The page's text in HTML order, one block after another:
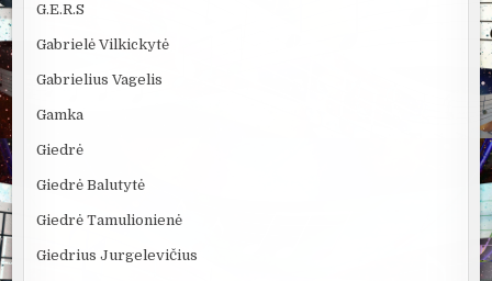
G.E.R.S
Gabrielė Vilkickytė
Gabrielius Vagelis
Gamka
Giedrė
Giedrė Balutytė
Giedrė Tamulionienė
Giedrius Jurgelevičius